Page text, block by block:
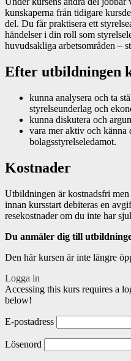
kunskaperna från tidigare
del. Du får praktisera ett
händelser i din roll som
huvudsakliga arbetsområden –
Efter utbildningen
kunna analysera och ta
styrelseunderlag och
kunna diskutera och
vara mer aktiv och
bolagsstyrelseledamot.
Kostnader
Utbildningen är kostnadsfri
innan kursstart debiteras en
resekostnader om du inte har
Du anmäler dig till
Den här kursen är inte längre
Logga in
Accessing this kurs requires a
below!
E-postadress
Lösenord